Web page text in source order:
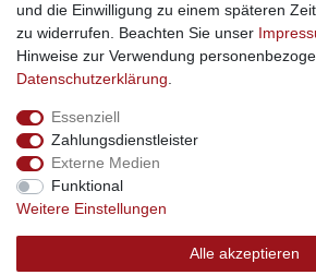
Sichere Bestellung und Zahlung via SSL
und die Einwilligung zu einem späteren
zu widerrufen. Beachten Sie unser
Hinweise zur Verwendung
Daten­schutz­erklärung
Essenziell
Zahlungsdienstleister
Externe Medien
Funktional
Weitere Einstellungen
Alle akzeptieren
Widerrufs­recht Widerrufs­formular
Daten­schutz­erklärung